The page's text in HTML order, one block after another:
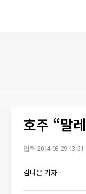
호주 “말
입력 2014-03-29 13:51
김나은 기자